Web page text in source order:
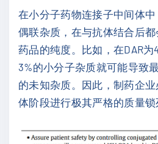
在小分子药物连接子中间体
偶联杂质，在与抗体结合后
药品的纯度。比如，在DAR
3%的小分子杂质就可能导致
的未知杂质。因此，制药企
体阶段进行极其严格的质量锁